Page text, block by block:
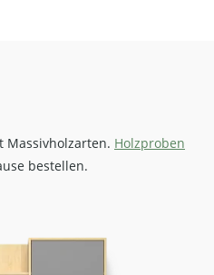
Massivholzarten. Holzproben
bestellen.